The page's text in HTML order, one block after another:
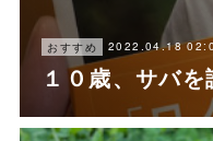
おすすめ 2022.04.18
１０歳、サバ